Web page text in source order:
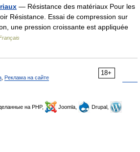
— Résistance des matériaux Pour les
Résistance. Essai de compression sur
une pression croissante est appliquée
18+
Реклама на сайте
на PHP, Joomla,
Drupal,